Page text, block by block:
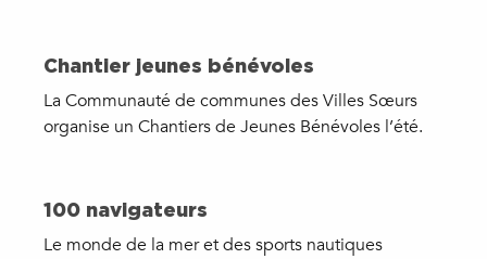
Chantier jeunes bénévoles
La Communauté de communes des Villes Sœurs
organise un Chantiers de Jeunes Bénévoles l’été.
100 navigateurs
Le monde de la mer et des sports nautiques